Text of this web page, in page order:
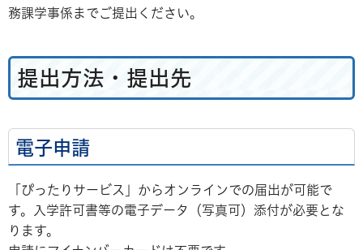
務課学事係までご提出ください。
提出方法・提出先
電子申請
「ぴったりサービス」からオンラインでの届出が可能で
す。入学許可書等の電子データ（写真可）添付が必要とな
ります。